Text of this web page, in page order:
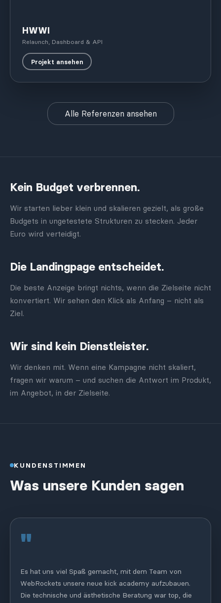
HWWI
Relaunch, Dashboard & API
Projekt ansehen
Alle Referenzen ansehen
Kein Budget verbrennen.
Wir starten lieber klein und skalieren gezielt, als große
Budgets in ungetestete Strukturen zu stecken. Jeder
Euro wird verteidigt.
Die Landingpage entscheidet.
Die beste Anzeige bringt nichts, wenn die Zielseite nicht
konvertiert. Wir sehen den Klick als Anfang – nicht als
Ziel.
Wir sind kein Dienstleister.
Wir denken mit. Wenn eine Kampagne nicht skaliert,
fragen wir warum – und suchen die Antwort im Produkt,
im Angebot, in der Zielseite.
KUNDENSTIMMEN
Was unsere Kunden sagen
"
Es hat uns viel Spaß gemacht, mit dem Team von
WebRockets unsere neue kick academy aufzubauen.
Die technische und ästhetische Beratung war top, die